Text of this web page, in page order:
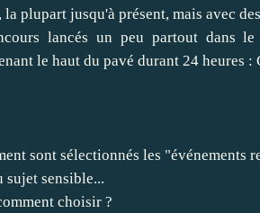
plupart jusqu'à présent, mais avec
lancés un peu partout dans
le haut du pavé durant 24 heures
sont sélectionnés les "événements
sujet sensible...
choisir ?